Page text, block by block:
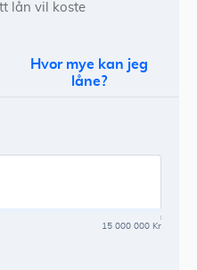
lån vil koste
Hvor mye kan jeg
låne?
15 000 000 Kr